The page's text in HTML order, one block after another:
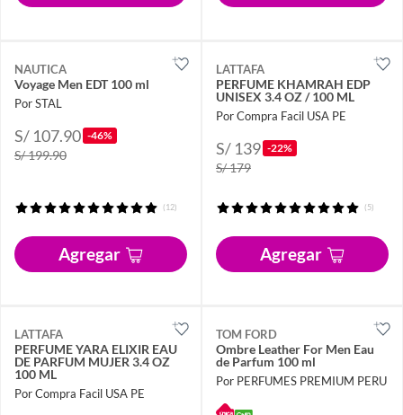
NAUTICA
Voyage Men EDT 100 ml
Por STAL
S/ 107.90 -46%
S/ 199.90
(12)
Agregar
LATTAFA
PERFUME KHAMRAH EDP
UNISEX 3.4 OZ / 100 ML
Por Compra Facil USA PE
S/ 139 -22%
S/ 179
(5)
Agregar
LATTAFA
PERFUME YARA ELIXIR EAU
DE PARFUM MUJER 3.4 OZ
100 ML
Por Compra Facil USA PE
TOM FORD
Ombre Leather For Men Eau
de Parfum 100 ml
Por PERFUMES PREMIUM PERU